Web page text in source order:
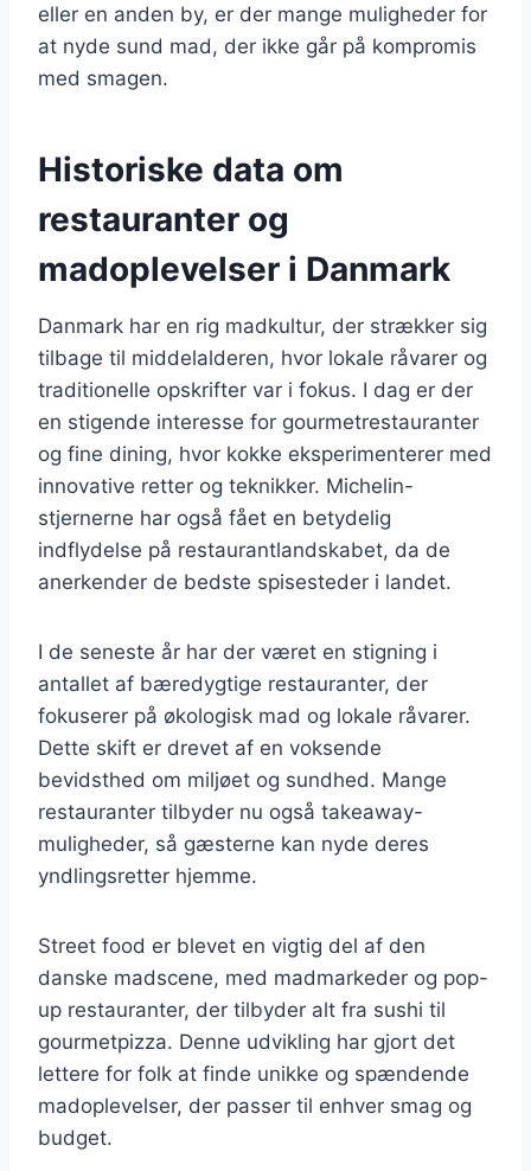
eller en anden by, er der mange muligheder for
at nyde sund mad, der ikke går på kompromis
med smagen.
Historiske data om
restauranter og
madoplevelser i Danmark
Danmark har en rig madkultur, der strækker sig
tilbage til middelalderen, hvor lokale råvarer og
traditionelle opskrifter var i fokus. I dag er der
en stigende interesse for gourmetrestauranter
og fine dining, hvor kokke eksperimenterer med
innovative retter og teknikker. Michelin-
stjernerne har også fået en betydelig
indflydelse på restaurantlandskabet, da de
anerkender de bedste spisesteder i landet.
I de seneste år har der været en stigning i
antallet af bæredygtige restauranter, der
fokuserer på økologisk mad og lokale råvarer.
Dette skift er drevet af en voksende
bevidsthed om miljøet og sundhed. Mange
restauranter tilbyder nu også takeaway-
muligheder, så gæsterne kan nyde deres
yndlingsretter hjemme.
Street food er blevet en vigtig del af den
danske madscene, med madmarkeder og pop-
up restauranter, der tilbyder alt fra sushi til
gourmetpizza. Denne udvikling har gjort det
lettere for folk at finde unikke og spændende
madoplevelser, der passer til enhver smag og
budget.